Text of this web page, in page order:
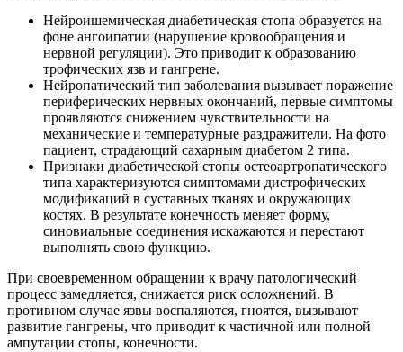
Нейроишемическая диабетическая стопа образуется на
фоне ангоипатии (нарушение кровообращения и
нервной регуляции). Это приводит к образованию
трофических язв и гангрене.
Нейропатический тип заболевания вызывает поражение
периферических нервных окончаний, первые симптомы
проявляются снижением чувствительности на
механические и температурные раздражители. На фото
пациент, страдающий сахарным диабетом 2 типа.
Признаки диабетической стопы остеоартропатического
типа характеризуются симптомами дистрофических
модификаций в суставных тканях и окружающих
костях. В результате конечность меняет форму,
синовиальные соединения искажаются и перестают
выполнять свою функцию.
При своевременном обращении к врачу патологический
процесс замедляется, снижается риск осложнений. В
противном случае язвы воспаляются, гноятся, вызывают
развитие гангрены, что приводит к частичной или полной
ампутации стопы, конечности.